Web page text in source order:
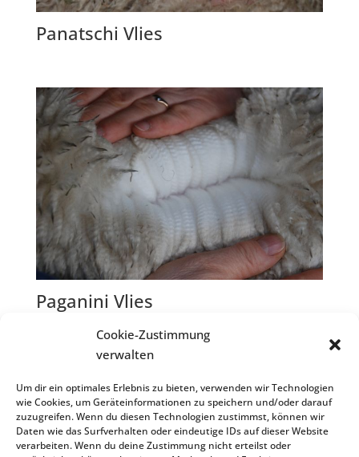
Cookie-Zustimmung
verwalten
Um dir ein optimales Erlebnis zu bieten, verwenden wir Technologien
wie Cookies, um Geräteinformationen zu speichern und/oder darauf
zuzugreifen. Wenn du diesen Technologien zustimmst, können wir
Daten wie das Surfverhalten oder eindeutige IDs auf dieser Website
verarbeiten. Wenn du deine Zustimmung nicht erteilst oder
Panatschi Vlies
Paganini Vlies